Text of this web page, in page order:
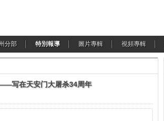
分部 特別報導 圖片專輯 視頻專輯
写在天安门大屠杀34周年